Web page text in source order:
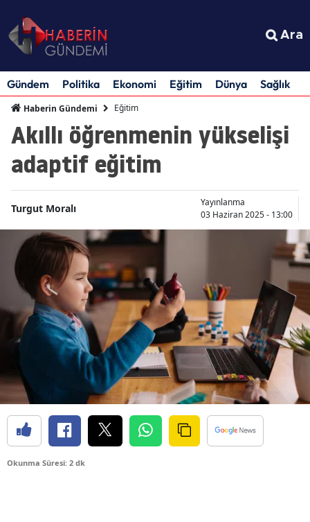
Ara
Gündem Politika Ekonomi Eğitim Dünya Sağlık
Haberin Gündemi Eğitim
Akıllı öğrenmenin yükselişi
adaptif eğitim
Turgut Moralı
Yayınlanma
03 Haziran 2025 - 13:00
Okunma Süresi: 2 dk